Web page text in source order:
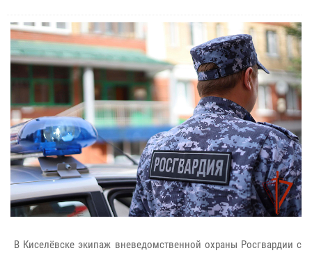
В Киселёвске экипаж вневедомственной охраны Росгвардии с